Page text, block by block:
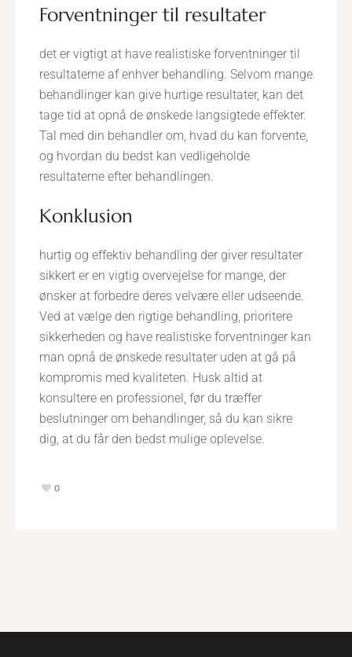
forventninger til resultater
det er vigtigt at have realistiske forventninger til
resultaterne af enhver behandling. Selvom mange
behandlinger kan give hurtige resultater, kan det
tage tid at opnå de ønskede langsigtede effekter.
Tal med din behandler om, hvad du kan forvente,
og hvordan du bedst kan vedligeholde
resultaterne efter behandlingen.
konklusion
hurtig og effektiv behandling der giver resultater
sikkert er en vigtig overvejelse for mange, der
ønsker at forbedre deres velvære eller udseende.
Ved at vælge den rigtige behandling, prioritere
sikkerheden og have realistiske forventninger kan
man opnå de ønskede resultater uden at gå på
kompromis med kvaliteten. Husk altid at
konsultere en professionel, før du træffer
beslutninger om behandlinger, så du kan sikre
dig, at du får den bedst mulige oplevelse.
0